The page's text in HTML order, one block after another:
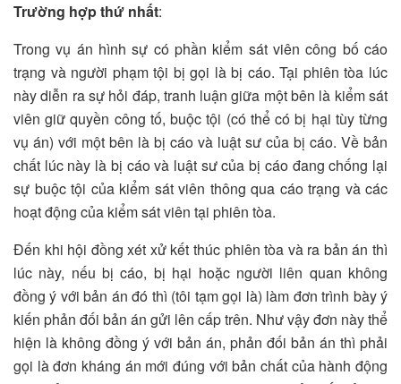
Trường hợp thứ nhất:
Trong vụ án hình sự có phần kiểm sát viên công bố cáo
trạng và người phạm tội bị gọi là bị cáo. Tại phiên tòa lúc
này diễn ra sự hỏi đáp, tranh luận giữa một bên là kiểm sát
viên giữ quyền công tố, buộc tội (có thể có bị hại tùy từng
vụ án) với một bên là bị cáo và luật sư của bị cáo. Về bản
chất lúc này là bị cáo và luật sư của bị cáo đang chống lại
sự buộc tội của kiểm sát viên thông qua cáo trạng và các
hoạt động của kiểm sát viên tại phiên tòa.
Đến khi hội đồng xét xử kết thúc phiên tòa và ra bản án thì
lúc này, nếu bị cáo, bị hại hoặc người liên quan không
đồng ý với bản án đó thì (tôi tạm gọi là) làm đơn trình bày ý
kiến phản đối bản án gửi lên cấp trên. Như vậy đơn này thể
hiện là không đồng ý với bản án, phản đối bản án thì phải
gọi là đơn kháng án mới đúng với bản chất của hành động